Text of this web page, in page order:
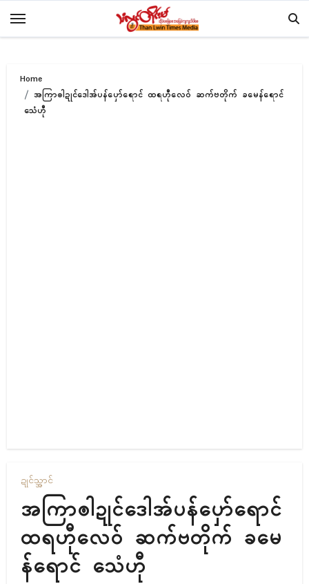
Home
အကြာၜါဍုၚ်ဒေါအ်ပန်ပှော်ရောၚ် ထရဟီုလေဝ် ဆက်ဗတိုက် ခမေန်ရောၚ်
သေံဟီု
ဍုၚ်သ္အာၚ်
အကြာၜါဍုၚ်ဒေါအ်ပန်ပှော်ရောၚ်
ထရဟီုလေဝ် ဆက်ဗတိုက် ခမေ
န်ရောၚ် သေံဟီု